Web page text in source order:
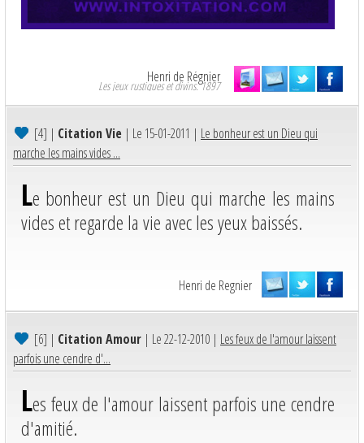
Henri de Régnier
Les jeux rustiques et divins. 1897
[4] | Citation Vie | Le 15-01-2011 | Le bonheur est un Dieu qui
marche les mains vides ...
Le bonheur est un Dieu qui marche les mains
vides et regarde la vie avec les yeux baissés.
Henri de Regnier
[6] | Citation Amour | Le 22-12-2010 | Les feux de l'amour laissent
parfois une cendre d'...
Les feux de l'amour laissent parfois une cendre
d'amitié.